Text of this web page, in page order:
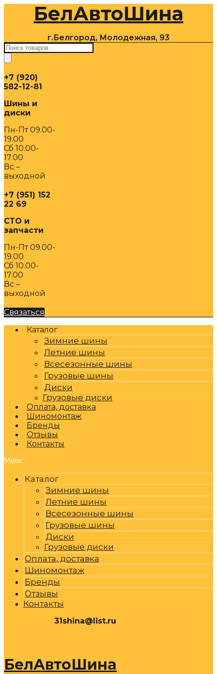
содержимомуБелАвтоШина
г.Белгород, Молодежная, 93
Поиск
товаров
+7 (920)
582-12-81
Шины и
диски
Пн-Пт 09.00-
19.00
Сб 10.00-
17.00
Вс –
выходной
+7 (951) 152
22 69
СТО и
запчасти
Пн-Пт 09.00-
19.00
Сб 10.00-
17.00
Вс –
выходной
Связаться
Каталог
Зимние шины
Летние шины
Всесезонные шины
Грузовые шины
Диски
Грузовые диски
Оплата, доставка
Шиномонтаж
Бренды
Отзывы
Контакты
Menu
Каталог
Зимние шины
Летние шины
Всесезонные шины
Грузовые шины
Диски
Грузовые диски
Оплата, доставка
Шиномонтаж
Бренды
Отзывы
Контакты
31shina@list.ru
БелАвтоШина